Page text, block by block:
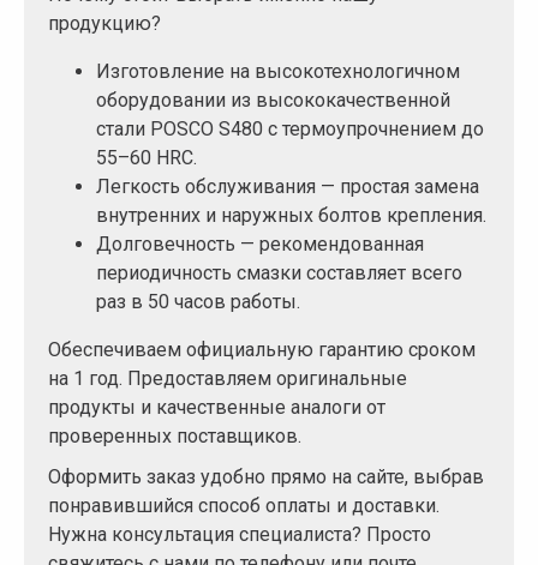
продукцию?
Изготовление на высокотехнологичном
оборудовании из высококачественной
стали POSCO S480 с термоупрочнением до
55–60 HRC.
Легкость обслуживания — простая замена
внутренних и наружных болтов крепления.
Долговечность — рекомендованная
периодичность смазки составляет всего
раз в 50 часов работы.
Обеспечиваем официальную гарантию сроком
на 1 год. Предоставляем оригинальные
продукты и качественные аналоги от
проверенных поставщиков.
Оформить заказ удобно прямо на сайте, выбрав
понравившийся способ оплаты и доставки.
Нужна консультация специалиста? Просто